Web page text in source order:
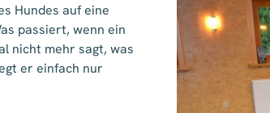
Hundes auf eine
passiert, wenn ein
nicht mehr sagt, was
er einfach nur